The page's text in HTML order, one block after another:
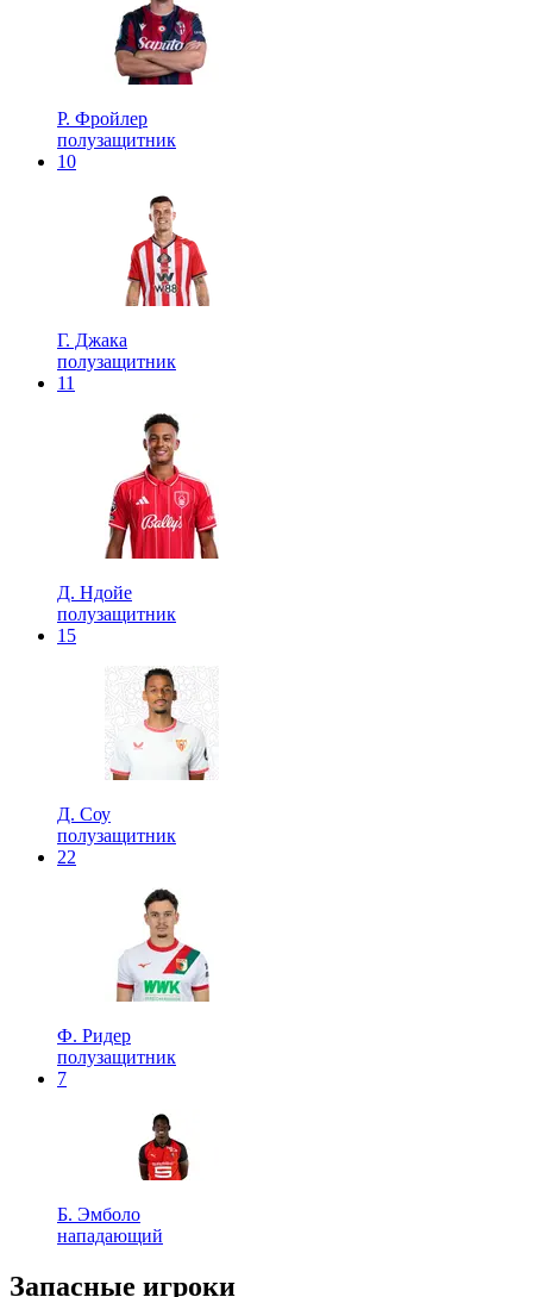
Р. Фройлер
полузащитник
10
Г. Джака
полузащитник
11
Д. Ндойе
полузащитник
15
Д. Соу
полузащитник
22
Ф. Ридер
полузащитник
7
Б. Эмболо
нападающий
Запасные игроки